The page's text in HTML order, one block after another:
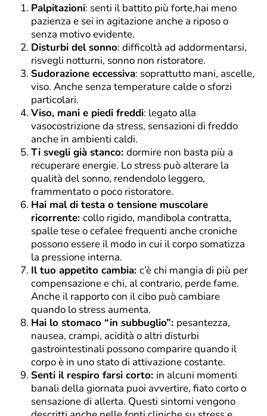
Palpitazioni: senti il battito più forte,hai meno
pazienza e sei in agitazione anche a riposo o
senza motivo evidente.
Disturbi del sonno: difficoltà ad addormentarsi,
risvegli notturni, sonno non ristoratore.
Sudorazione eccessiva: soprattutto mani, ascelle,
viso. Anche senza temperature calde o sforzi
particolari.
Viso, mani e piedi freddi: legato alla
vasocostrizione da stress, sensazioni di freddo
anche in ambienti caldi.
Ti svegli già stanco: dormire non basta più a
recuperare energie. Lo stress può alterare la
qualità del sonno, rendendolo leggero,
frammentato o poco ristoratore.
Hai mal di testa o tensione muscolare
ricorrente: collo rigido, mandibola contratta,
spalle tese o cefalee frequenti anche croniche
possono essere il modo in cui il corpo somatizza
la pressione interna.
Il tuo appetito cambia: c’è chi mangia di più per
compensazione e chi, al contrario, perde fame.
Anche il rapporto con il cibo può cambiare
quando lo stress aumenta.
Hai lo stomaco “in subbuglio”: pesantezza,
nausea, crampi, acidità o altri disturbi
gastrointestinali possono comparire quando il
corpo è in uno stato di attivazione costante.
Senti il respiro farsi corto: in alcuni momenti
banali della giornata puoi avvertire, fiato corto o
sensazione di allerta. Questi sintomi vengono